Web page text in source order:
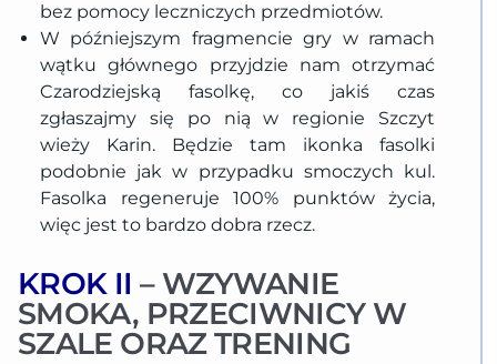
bez pomocy leczniczych przedmiotów.
W późniejszym fragmencie gry w ramach
wątku głównego przyjdzie nam otrzymać
Czarodziejską fasolkę, co jakiś czas
zgłaszajmy się po nią w regionie Szczyt
wieży Karin. Będzie tam ikonka fasolki
podobnie jak w przypadku smoczych kul.
Fasolka regeneruje 100% punktów życia,
więc jest to bardzo dobra rzecz.
KROK II – WZYWANIE
SMOKA, PRZECIWNICY W
SZALE ORAZ TRENING